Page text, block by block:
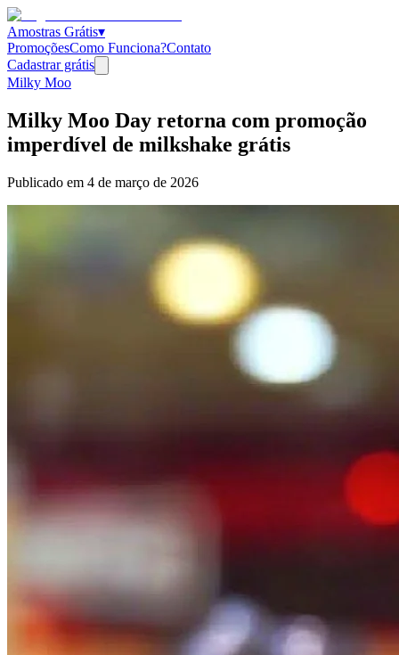
Amostras Grátis▾
PromoçõesComo Funciona?Contato
Cadastrar grátis
Milky Moo
Milky Moo Day retorna com promoção
imperdível de milkshake grátis
Publicado em 4 de março de 2026